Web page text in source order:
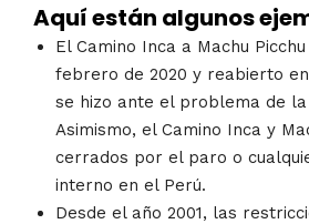
Aquí están algunos
El Camino Inca a Machu
febrero de 2020 y reabierto
se hizo ante el problema de la
Asimismo, el Camino Inca y
cerrados por el paro o
interno en el Perú.
Desde el año 2001, las